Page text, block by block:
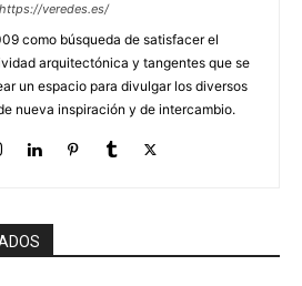
https://veredes.es/
como búsqueda de satisfacer el
arquitectónica y tangentes que se
un espacio para divulgar los diversos
nueva inspiración y de intercambio.